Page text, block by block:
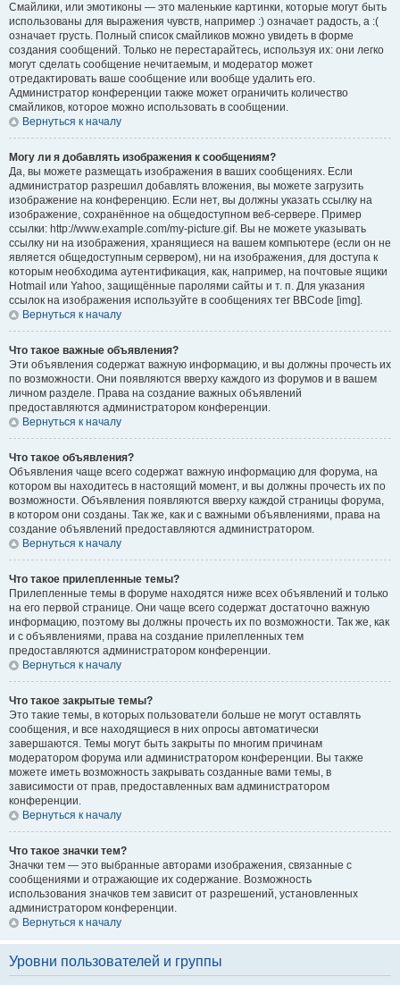
Смайлики, или эмотиконы — это маленькие картинки, которые могут быть
использованы для выражения чувств, например :) означает радость, а :(
означает грусть. Полный список смайликов можно увидеть в форме
создания сообщений. Только не перестарайтесь, используя их: они легко
могут сделать сообщение нечитаемым, и модератор может
отредактировать ваше сообщение или вообще удалить его.
Администратор конференции также может ограничить количество
смайликов, которое можно использовать в сообщении.
Вернуться к началу
Могу ли я добавлять изображения к сообщениям?
Да, вы можете размещать изображения в ваших сообщениях. Если
администратор разрешил добавлять вложения, вы можете загрузить
изображение на конференцию. Если нет, вы должны указать ссылку на
изображение, сохранённое на общедоступном веб-сервере. Пример
ссылки: http://www.example.com/my-picture.gif. Вы не можете указывать
ссылку ни на изображения, хранящиеся на вашем компьютере (если он не
является общедоступным сервером), ни на изображения, для доступа к
которым необходима аутентификация, как, например, на почтовые ящики
Hotmail или Yahoo, защищённые паролями сайты и т. п. Для указания
ссылок на изображения используйте в сообщениях тег BBCode [img].
Вернуться к началу
Что такое важные объявления?
Эти объявления содержат важную информацию, и вы должны прочесть их
по возможности. Они появляются вверху каждого из форумов и в вашем
личном разделе. Права на создание важных объявлений
предоставляются администратором конференции.
Вернуться к началу
Что такое объявления?
Объявления чаще всего содержат важную информацию для форума, на
котором вы находитесь в настоящий момент, и вы должны прочесть их по
возможности. Объявления появляются вверху каждой страницы форума,
в котором они созданы. Так же, как и с важными объявлениями, права на
создание объявлений предоставляются администратором.
Вернуться к началу
Что такое прилепленные темы?
Прилепленные темы в форуме находятся ниже всех объявлений и только
на его первой странице. Они чаще всего содержат достаточно важную
информацию, поэтому вы должны прочесть их по возможности. Так же, как
и с объявлениями, права на создание прилепленных тем
предоставляются администратором конференции.
Вернуться к началу
Что такое закрытые темы?
Это такие темы, в которых пользователи больше не могут оставлять
сообщения, и все находящиеся в них опросы автоматически
завершаются. Темы могут быть закрыты по многим причинам
модератором форума или администратором конференции. Вы также
можете иметь возможность закрывать созданные вами темы, в
зависимости от прав, предоставленных вам администратором
конференции.
Вернуться к началу
Что такое значки тем?
Значки тем — это выбранные авторами изображения, связанные с
сообщениями и отражающие их содержание. Возможность
использования значков тем зависит от разрешений, установленных
администратором конференции.
Вернуться к началу
Уровни пользователей и группы